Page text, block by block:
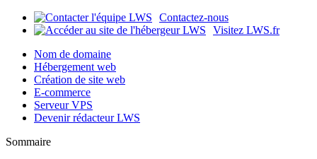
Contactez-nous
Visitez LWS.fr
Nom de domaine
Hébergement web
Création de site web
E-commerce
Serveur VPS
Devenir rédacteur LWS
Sommaire